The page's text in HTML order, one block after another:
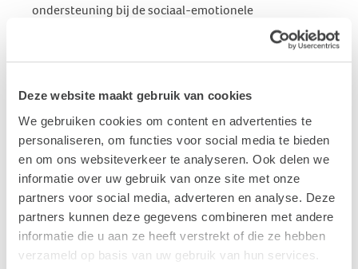
Deze website maakt gebruik van cookies
We gebruiken cookies om content en advertenties te
personaliseren, om functies voor social media te bieden
en om ons websiteverkeer te analyseren. Ook delen we
informatie over uw gebruik van onze site met onze
partners voor social media, adverteren en analyse. Deze
partners kunnen deze gegevens combineren met andere
informatie die u aan ze heeft verstrekt of die ze hebben
verzameld op basis van uw gebruik van hun services.
ondersteuning bij de sociaal-emotionele
ontwikkeling en het omgaan met je communicatieve